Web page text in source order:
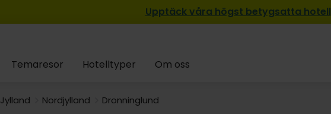
Upptäck våra högst betygsatta hotell
Temaresor Hotelltyper Om oss
Jylland Nordjylland Dronninglund